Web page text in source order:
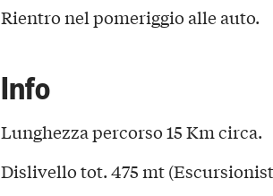
Rientro nel pomeriggio alle auto.
Info
Lunghezza percorso 15 Km circa.
Dislivello tot. 475 mt